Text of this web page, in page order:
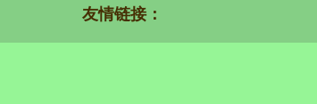
友情链接：